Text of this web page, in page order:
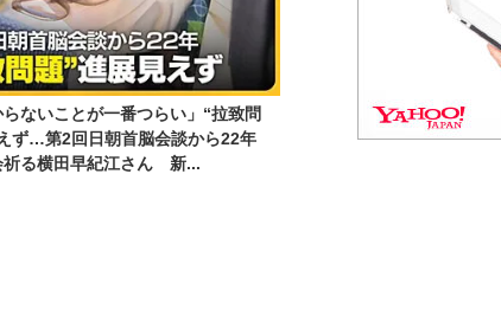
らないことが一番つらい」“拉致問
ず…第2回日朝首脳会談から22年
祈る横田早紀江さん 新...